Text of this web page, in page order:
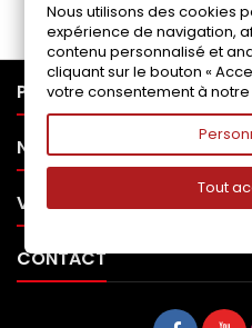
PRODUITS
NOTRE SOCIÉTÉ
VOTRE COMPTE
CONTACT
Nous utilisons des cookies
expérience de navigation,
contenu personnalisé et
cliquant sur le bouton «
votre consentement à
Tout